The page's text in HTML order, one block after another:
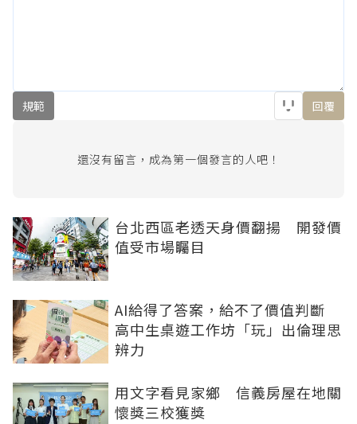
規範 回覆
還沒有留言，成為第一個發言的人吧！
台北西區老透天身價翻揚 開發價
值受市場矚目
AI給得了答案，給不了價值判斷
高中生桌遊工作坊「玩」出倫理思
辨力
用文字看見家鄉 信義房屋在地關
懷獎三校獲獎